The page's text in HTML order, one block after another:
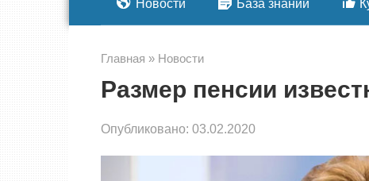
Новости База знаний
Главная » Новости
Размер пенсии
Опубликовано: 03.02.2020